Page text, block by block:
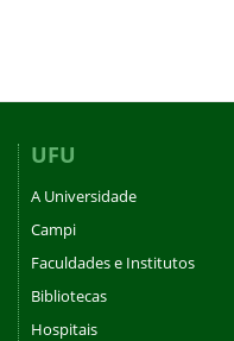
UFU
A Universidade
Campi
Faculdades e Institutos
Bibliotecas
Hospitais